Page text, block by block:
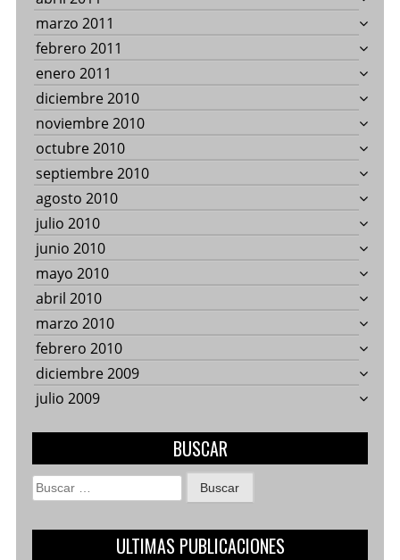
marzo 2011
febrero 2011
enero 2011
diciembre 2010
noviembre 2010
octubre 2010
septiembre 2010
agosto 2010
julio 2010
junio 2010
mayo 2010
abril 2010
marzo 2010
febrero 2010
diciembre 2009
julio 2009
BUSCAR
Buscar:
ULTIMAS PUBLICACIONES